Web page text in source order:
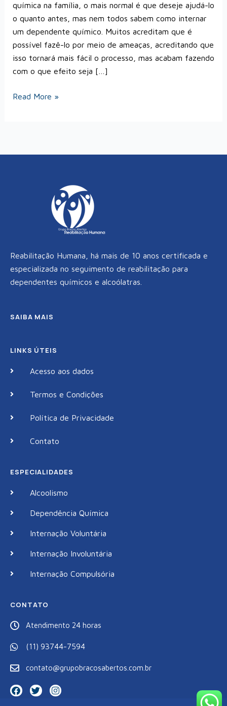
química na família, o mais normal é que deseje ajudá-lo
o quanto antes, mas nem todos sabem como internar
um dependente químico. Muitos acreditam que é
possível fazê-lo por meio de ameaças, acreditando que
isso tornará mais fácil o processo, mas acabam fazendo
com o que efeito seja […]
Read More »
Reabilitação Humana, há mais de 10 anos certificada e
especializada no seguimento de reabilitação para
dependentes químicos e alcoólatras.
SAIBA MAIS
LINKS ÚTEIS
Acesso aos dados
Termos e Condições
Política de Privacidade
Contato
ESPECIALIDADES
Alcoolismo
Dependência Química
Internação Voluntária
Internação Involuntária
Internação Compulsória
CONTATO
Atendimento 24 horas
(11) 93744-7594
contato@grupobracosabertos.com.br
F
a
T
w
I
n